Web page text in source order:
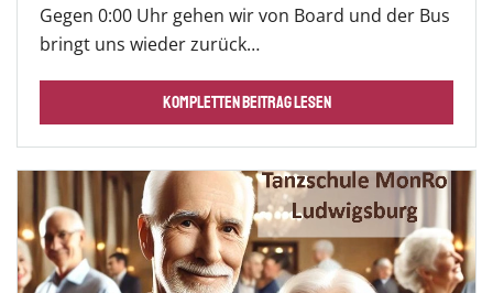
Gegen 0:00 Uhr gehen wir von Board und der Bus
bringt uns wieder zurück…
KOMPLETTEN BEITRAG LESEN